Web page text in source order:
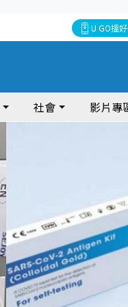
U GO搵
社會 影片專